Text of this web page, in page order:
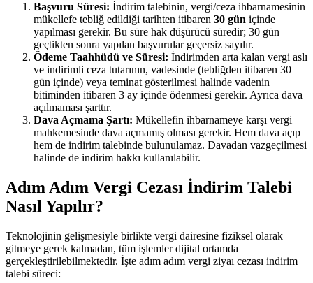
Başvuru Süresi: İndirim talebinin, vergi/ceza ihbarnamesinin
mükellefe tebliğ edildiği tarihten itibaren 30 gün içinde
yapılması gerekir. Bu süre hak düşürücü süredir; 30 gün
geçtikten sonra yapılan başvurular geçersiz sayılır.
Ödeme Taahhüdü ve Süresi: İndirimden arta kalan vergi aslı
ve indirimli ceza tutarının, vadesinde (tebliğden itibaren 30
gün içinde) veya teminat gösterilmesi halinde vadenin
bitiminden itibaren 3 ay içinde ödenmesi gerekir. Ayrıca dava
açılmaması şarttır.
Dava Açmama Şartı: Mükellefin ihbarnameye karşı vergi
mahkemesinde dava açmamış olması gerekir. Hem dava açıp
hem de indirim talebinde bulunulamaz. Davadan vazgeçilmesi
halinde de indirim hakkı kullanılabilir.
Adım Adım Vergi Cezası İndirim Talebi
Nasıl Yapılır?
Teknolojinin gelişmesiyle birlikte vergi dairesine fiziksel olarak
gitmeye gerek kalmadan, tüm işlemler dijital ortamda
gerçekleştirilebilmektedir. İşte adım adım vergi ziyaı cezası indirim
talebi süreci: